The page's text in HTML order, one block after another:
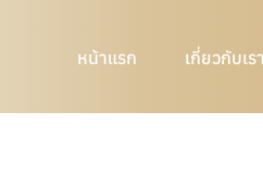
หน้าแรก เกี่ยวกับเรา